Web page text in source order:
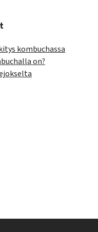
kombuchassa
on?